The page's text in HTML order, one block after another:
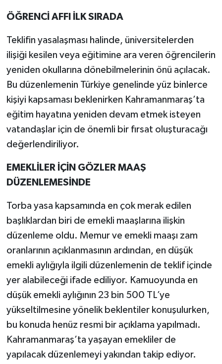
ÖĞRENCİ AFFI İLK SIRADA
Teklifin yasalaşması halinde, üniversitelerden
ilişiği kesilen veya eğitimine ara veren öğrencilerin
yeniden okullarına dönebilmelerinin önü açılacak.
Bu düzenlemenin Türkiye genelinde yüz binlerce
kişiyi kapsaması beklenirken Kahramanmaraş’ta
eğitim hayatına yeniden devam etmek isteyen
vatandaşlar için de önemli bir fırsat oluşturacağı
değerlendiriliyor.
EMEKLİLER İÇİN GÖZLER MAAŞ
DÜZENLEMESİNDE
Torba yasa kapsamında en çok merak edilen
başlıklardan biri de emekli maaşlarına ilişkin
düzenleme oldu. Memur ve emekli maaşı zam
oranlarının açıklanmasının ardından, en düşük
emekli aylığıyla ilgili düzenlemenin de teklif içinde
yer alabileceği ifade ediliyor. Kamuoyunda en
düşük emekli aylığının 23 bin 500 TL’ye
yükseltilmesine yönelik beklentiler konuşulurken,
bu konuda henüz resmi bir açıklama yapılmadı.
Kahramanmaraş’ta yaşayan emekliler de
yapılacak düzenlemeyi yakından takip ediyor.